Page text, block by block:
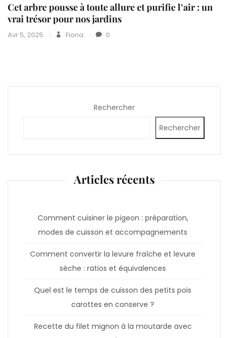
Cet arbre pousse à toute allure et purifie l’air : un
vrai trésor pour nos jardins
Avr 5, 2025 Fiona 0
Rechercher
Rechercher
Articles récents
Comment cuisiner le pigeon : préparation,
modes de cuisson et accompagnements
Comment convertir la levure fraîche et levure
sèche : ratios et équivalences
Quel est le temps de cuisson des petits pois
carottes en conserve ?
Recette du filet mignon à la moutarde avec